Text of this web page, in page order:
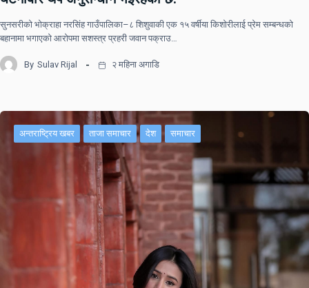
सुनसरीको भोक्राहा नरसिंह गाउँपालिका–८ शिशुवाकी एक १५ वर्षीया किशोरीलाई प्रेम सम्बन्धको
बहानामा भगाएको आरोपमा सशस्त्र प्रहरी जवान पक्राउ…
By Sulav Rijal २ महिना अगाडि
अन्तराष्ट्रिय खबर ताजा समाचार देश समाचार